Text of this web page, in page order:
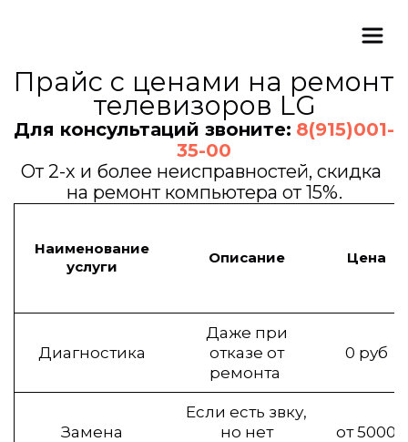
Прайс с ценами на ремонт
телевизоров LG
Для консультаций звоните: 8(915)001-
35-00
От 2-х и более неисправностей, скидка
на ремонт компьютера от 15%.
Наименование
услуги
Описание Цена
Диагностика
Даже при
отказе от
ремонта
0 руб
Замена
Если есть звку,
но нет
от 5000